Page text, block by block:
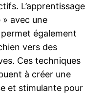
L’apprentissage
» avec une
également
vers des
Ces techniques
à créer une
et stimulante pour